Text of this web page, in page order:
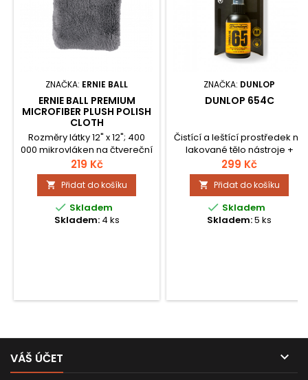
ZNAČKA: ERNIE BALL
ERNIE BALL PREMIUM
MICROFIBER PLUSH POLISH
CLOTH
Rozměry látky 12" x 12"; 400
000 mikrovláken na čtvereční
palec
219 Kč
 Přidat do košíku
 Skladem
Skladem: 4 ks
ZNAČKA: DUNLOP
DUNLOP 654C
Čistící a leštící prostředek na
lakované tělo nástroje +
bavlněná utěrka.
299 Kč
 Přidat do košíku
 Skladem
Skladem:5 ks
VÁŠ ÚČET 